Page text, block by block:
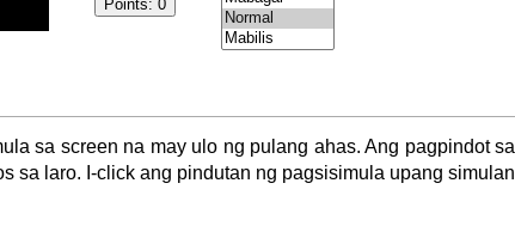
sa screen na may ulo ng pulang ahas. Ang pagpindot sa
sa laro. I-click ang pindutan ng pagsisimula upang simulan